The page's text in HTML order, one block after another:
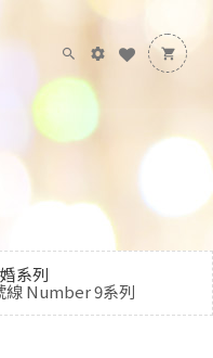
系列
線 Number 9系列